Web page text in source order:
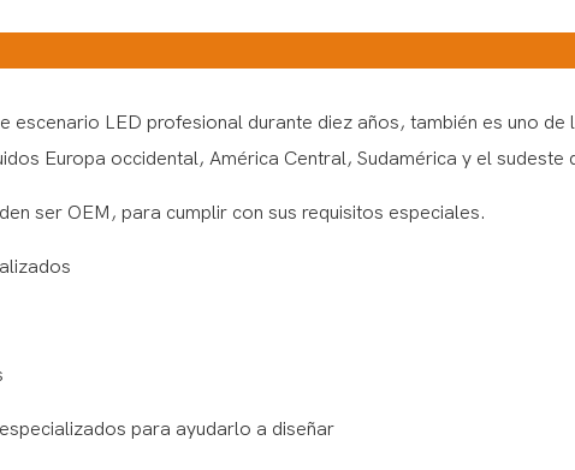
escenario LED profesional durante diez años, también es uno
Europa occidental, América Central, Sudamérica y el
ser OEM, para cumplir con sus requisitos especiales.
para ayudarlo a diseñar